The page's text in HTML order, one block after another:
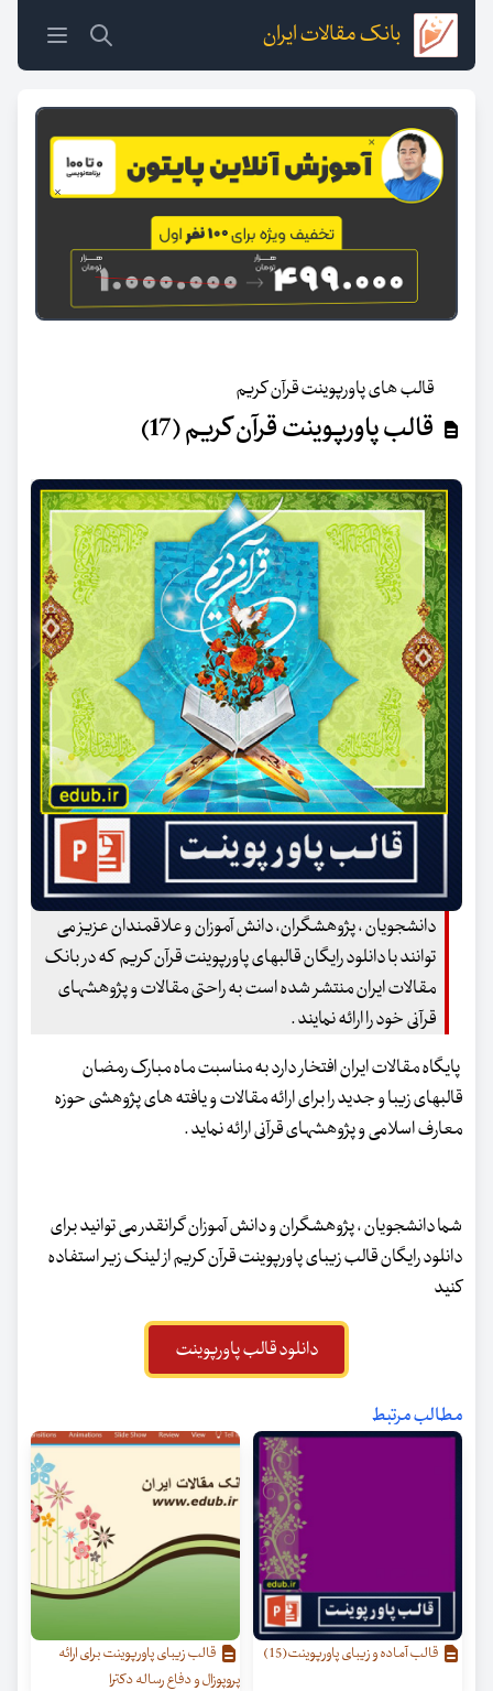
بانک مقالات ایران
قالب های پاورپوینت قرآن کریم
قالب پاورپوینت قرآن کریم (17)
دانشجویان ، پژوهشگران، دانش آموزان و علاقمندان عزیز می
توانند با دانلود رایگان قالبهای پاورپوینت قرآن کریم که در بانک
مقالات ایران منتشر شده است به راحتی مقالات و پژوهشهای
قرآنی خود را ارائه نمایند .
پایگاه مقالات ایران افتخار دارد به مناسبت ماه مبارک رمضان
قالبهای زیبا و جدید را برای ارائه مقالات و یافته های پژوهشی حوزه
معارف اسلامی و پژوهشهای قرآنی ارائه نماید .
شما دانشجویان ، پژوهشگران و دانش آموزان گرانقدر می توانید برای
دانلود رایگان قالب زیبای پاورپوینت قرآن کریم از لینک زیر استفاده
کنید
دانلود قالب پاورپوینت
مطالب مرتبط
قالب آماده و زیبای پاورپوینت(15)
قالب زیبای پاورپوینت برای ارائه
پروپوزال و دفاع رساله دکترا